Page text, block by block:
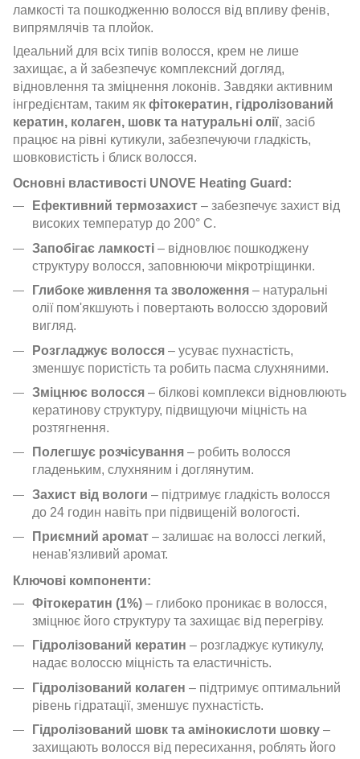
ламкості та пошкодженню волосся від впливу фенів,
випрямлячів та плойок.
Ідеальний для всіх типів волосся, крем не лише
захищає, а й забезпечує комплексний догляд,
відновлення та зміцнення локонів. Завдяки активним
інгредієнтам, таким як фітокератин, гідролізований
кератин, колаген, шовк та натуральні олії, засіб
працює на рівні кутикули, забезпечуючи гладкість,
шовковистість і блиск волосся.
Основні властивості UNOVE Heating Guard:
Ефективний термозахист – забезпечує захист від
високих температур до 200° C.
Запобігає ламкості – відновлює пошкоджену
структуру волосся, заповнюючи мікротріщинки.
Глибоке живлення та зволоження – натуральні
олії пом'якшують і повертають волоссю здоровий
вигляд.
Розгладжує волосся – усуває пухнастість,
зменшує пористість та робить пасма слухняними.
Зміцнює волосся – білкові комплекси відновлюють
кератинову структуру, підвищуючи міцність на
розтягнення.
Полегшує розчісування – робить волосся
гладеньким, слухняним і доглянутим.
Захист від вологи – підтримує гладкість волосся
до 24 годин навіть при підвищеній вологості.
Приємний аромат – залишає на волоссі легкий,
ненав'язливий аромат.
Ключові компоненти:
Фітокератин (1%) – глибоко проникає в волосся,
зміцнює його структуру та захищає від перегріву.
Гідролізований кератин – розгладжує кутикулу,
надає волоссю міцність та еластичність.
Гідролізований колаген – підтримує оптимальний
рівень гідратації, зменшує пухнастість.
Гідролізований шовк та амінокислоти шовку –
захищають волосся від пересихання, роблять його